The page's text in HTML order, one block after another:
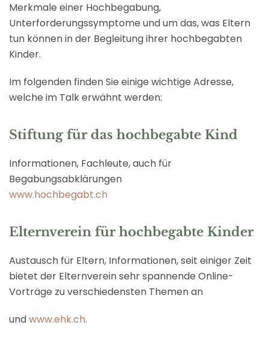
Merkmale einer Hochbegabung,
Unterforderungssymptome und um das, was Eltern
tun können in der Begleitung ihrer hochbegabten
Kinder.
Im folgenden finden Sie einige wichtige Adresse,
welche im Talk erwähnt werden:
Stiftung für das hochbegabte Kind
Informationen, Fachleute, auch für
Begabungsabklärungen
www.hochbegabt.ch
Elternverein für hochbegabte Kinder
Austausch für Eltern, Informationen, seit einiger Zeit
bietet der Elternverein sehr spannende Online-
Vorträge zu verschiedensten Themen an
undwww.ehk.ch.